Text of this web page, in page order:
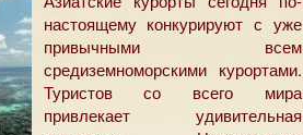
настоящему конкурируют с уже
привычными всем
средиземноморскими курортами.
Туристов со всего мира
привлекает удивительная